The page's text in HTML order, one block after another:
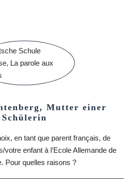
Mutter einer
Schülerin
en tant que parent français, de
enfant à l’Ecole Allemande de
Pour quelles raisons ?